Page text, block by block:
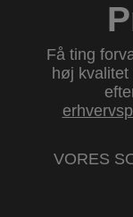
Få ting
høj
VORES